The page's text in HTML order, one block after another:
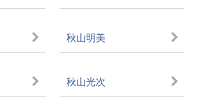
秋山明美
秋山光次